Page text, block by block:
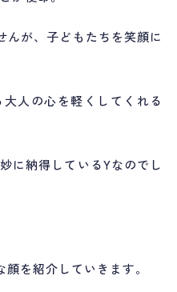
んが、子どもたちを笑顔に
人の心を軽くしてくれる
に納得しているYなのでし
を紹介していきます。